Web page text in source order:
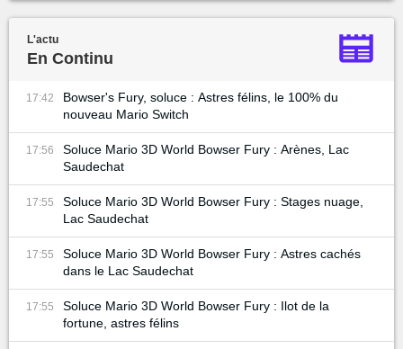
L'actu
En Continu
17:42
Bowser's Fury, soluce : Astres félins, le 100% du
nouveau Mario Switch
17:56
Soluce Mario 3D World Bowser Fury : Arènes, Lac
Saudechat
17:55
Soluce Mario 3D World Bowser Fury : Stages nuage,
Lac Saudechat
17:55
Soluce Mario 3D World Bowser Fury : Astres cachés
dans le Lac Saudechat
17:55
Soluce Mario 3D World Bowser Fury : Ilot de la
fortune, astres félins